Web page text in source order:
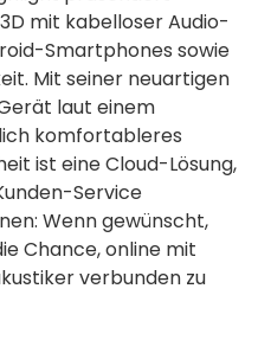
mit kabelloser Audio-
Smartphones sowie
Mit seiner neuartigen
laut einem
komfortableres
ist eine Cloud-Lösung,
Service
Wenn gewünscht,
Chance, online mit
verbunden zu